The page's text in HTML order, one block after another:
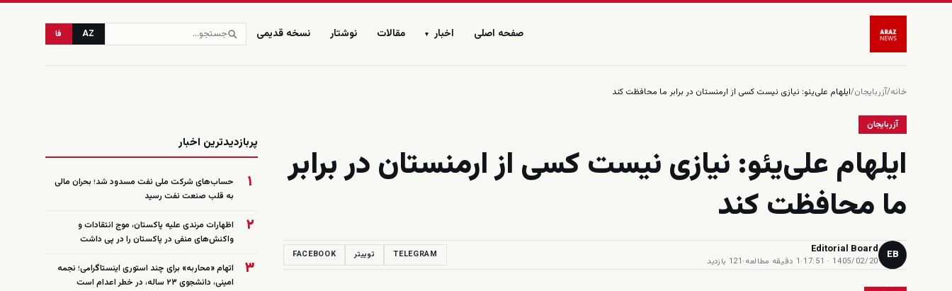
صفحه اصلی اخبار ▾ مقالات نوشتار نسخه قدیمی AZ فا
خانه/آزربایجان/ایلهام علی‌یئو: نیازی نیست کسی از ارمنستان در برابر ما محافظت کند
آزربایجان
ایلهام علی‌یئو: نیازی نیست کسی از ارمنستان در برابر
ما محافظت کند
EB
Editorial Board
1405/02/20 · 17:51
·1 دقیقه مطالعه ·121 بازدید
TELEGRAM توییتر FACEBOOK
پربازدیدترین اخبار
۱
حساب‌های شرکت ملی نفت مسدود شد؛ بحران مالی
به قلب صنعت نفت رسید
۲
اظهارات مرندی علیه پاکستان، موج انتقادات و
واکنش‌های منفی در پاکستان را در پی داشت
۳
اتهام «محاربه» برای چند استوری اینستاگرامی؛ نجمه
امینی، دانشجوی ۲۳ ساله، در خطر اعدام است